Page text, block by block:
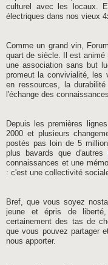
culturel avec les locaux.
électriques dans nos vieux
Comme un grand vin,
quart de siècle. Il est animé
une association sans but
promeut la convivialité, les
en ressources, la
l'échange des
Depuis les premières
2000 et plusieurs
postés pas loin de 5
plus bavards que d'autres
connaissances et une
: c'est une collectivité
Bref, que vous soyez
jeune et épris de
certainement des tas de
que vous pouvez partager
nous apporter.